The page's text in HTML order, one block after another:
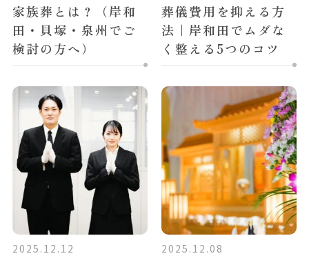
家族葬とは？（岸和
田・貝塚・泉州でご
検討の方へ）
葬儀費用を抑える方
法｜岸和田でムダな
く整える5つのコツ
2025.12.12 2025.12.08